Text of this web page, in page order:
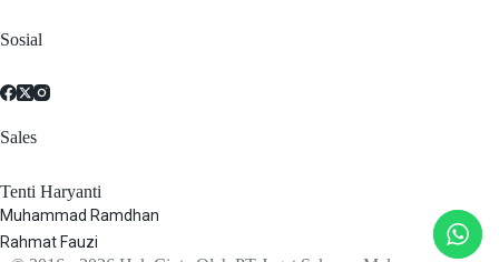
Sosial
Sales
Tenti Haryanti
Muhammad Ramdhan
Rahmat Fauzi